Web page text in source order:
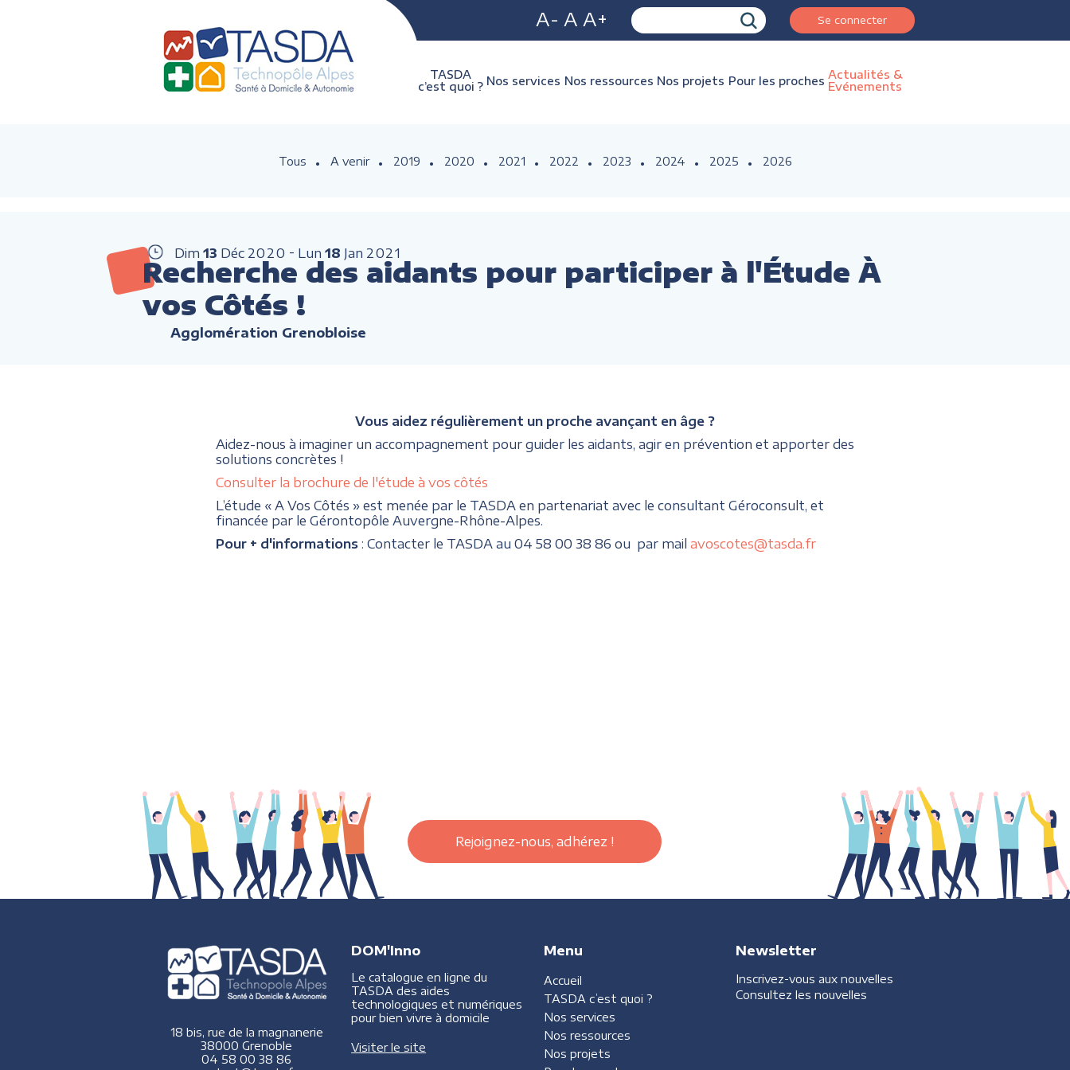
A- A A+ Se connecter
TASDA
c’est quoi ? Nos services Nos ressources Nos projets Pour les proches Actualités &
Evénements
Tous A venir 2019 2020 2021 2022 2023 2024 2025 2026
Dim 13 Déc 2020 Lun 18 Jan 2021
Recherche des aidants pour participer à l'Étude À
vos Côtés !
Agglomération Grenobloise
Vous aidez régulièrement un proche avançant en âge ?
Aidez-nous à imaginer un accompagnement pour guider les aidants, agir en prévention et apporter des
solutions concrètes !
Consulter la brochure de l'étude à vos côtés
L’étude « A Vos Côtés » est menée par le TASDA en partenariat avec le consultant Géroconsult, et
financée par le Gérontopôle Auvergne-Rhône-Alpes.
Pour + d'informations: Contacter le TASDA au 04 58 00 38 86 ou par mail avoscotes@tasda.fr
Rejoignez-nous, adhérez !
18 bis, rue de la magnanerie
38000 Grenoble
04 58 00 38 86
DOM'Inno
Le catalogue en ligne du
TASDA des aides
technologiques et numériques
pour bien vivre à domicile
Visiter le site
Menu
Accueil
TASDA c’est quoi ?
Nos services
Nos ressources
Nos projets
Newsletter
Inscrivez-vous aux nouvelles
Consultez les nouvelles